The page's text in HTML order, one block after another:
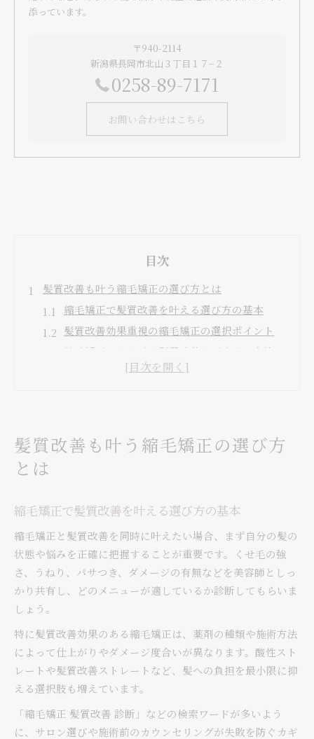
添っています。
〒940-2114
新潟県長岡市北山３丁目１７−２
0258-89-7171
お問い合わせはこちら
目次
髪質改善も叶う縮毛矯正の選び方とは
縮毛矯正で髪質改善を叶える選び方の基本
髪質改善効果重視の縮毛矯正の選択ポイント
縮毛矯正でくせ毛も髪質改善も両立する方法
髪質改善と縮毛矯正の違いと選択基準
縮毛矯正と髪質改善の特徴と効果の違いを解説
ト
縮毛矯正と髪質改善トリートメントの違い
ストレートパーマと縮毛矯正・髪質改善の違い
髪の悩みに合った縮毛矯正の診断方法
髪質改善を意識した縮毛矯正診断の流れ
くせ毛やダメージに合う縮毛矯正診断法
髪質改善ストレートと縮毛矯正の適性診断
縮毛矯正・髪質改善どちらが適しているか判断
ダメージを抑える髪質改善系縮毛矯正術
髪質改善も叶う縮毛矯正の選び方
とは
縮毛矯正で髪質改善を叶える選び方の基本
縮毛矯正と髪質改善を同時に叶えたい場合、まず自分の髪の
状態や悩みを正確に把握することが重要です。くせ毛の強
さ、うねり、パサつき、ダメージの有無などを美容師としっ
かり共有し、どのメニューが適しているか診断してもらいま
しょう。
特に髪質改善効果のある縮毛矯正は、薬剤の種類や施術方法
によって仕上がりやダメージ度合いが異なります。酸性スト
レートや髪質改善ストレートなど、髪への負担を最小限に抑
える選択肢も増えています。
「縮毛矯正 髪質改善 診断」などの検索ワードが多いよう
に、サロン選びや施術前のカウンセリングが失敗を防ぐカギ